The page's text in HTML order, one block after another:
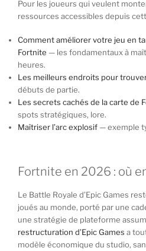
Pour les joueurs qui veulent
ressources accessibles depuis
Comment améliorer votre jeu en
Fortnite — les fondamentaux à
heures.
Les meilleurs endroits pour
débuts de partie.
Les secrets cachés de la carte de
spots stratégiques, lore.
Maîtriser l’arc explosif — exemple
Fortnite en 2026 : où
Le Battle Royale d’Epic Games
joués au monde, porté par une
une stratégie de plateforme
restructuration d’Epic Games a
modèle économique du studio,